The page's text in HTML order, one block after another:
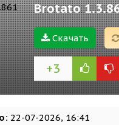
Brotato
Скачать
+3
22-07-2026, 16:41